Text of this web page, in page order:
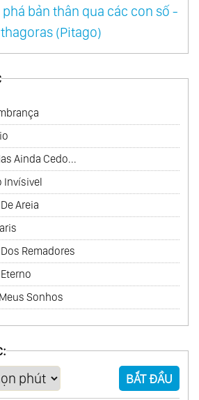
bản thân qua các con số -
(Pitago)
Ainda Cedo...
Invísivel
Areia
Remadores
Sonhos
BẮT ĐẦU